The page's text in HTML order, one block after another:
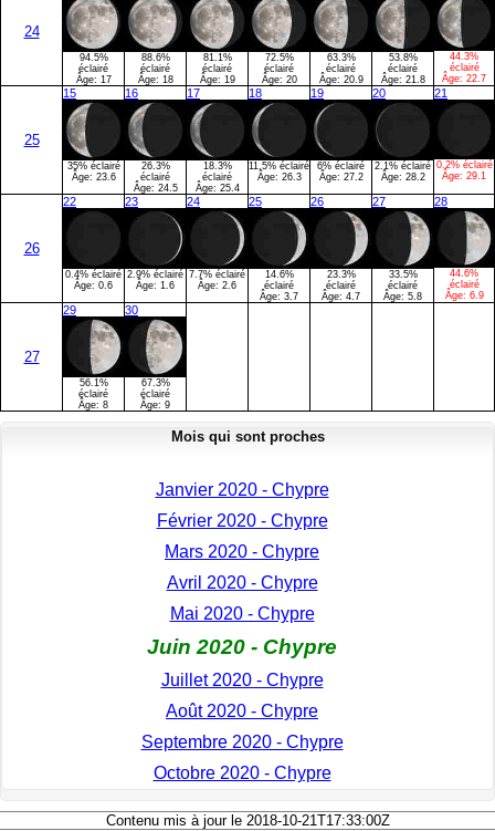
24
94.5%
éclairé
Âge: 17
88.6%
éclairé
Âge: 18
81.1%
éclairé
Âge: 19
72.5%
éclairé
Âge: 20
63.3%
éclairé
Âge: 20.9
53.8%
éclairé
Âge: 21.8
44.3%
éclairé
Âge: 22.7
25
15
35% éclairé
Âge: 23.6
16
26.3%
éclairé
Âge: 24.5
17
18.3%
éclairé
Âge: 25.4
18
11.5% éclairé
Âge: 26.3
19
6% éclairé
Âge: 27.2
20
2.1% éclairé
Âge: 28.2
21
0.2% éclairé
Âge: 29.1
26
22
0.4% éclairé
Âge: 0.6
23
2.9% éclairé
Âge: 1.6
24
7.7% éclairé
Âge: 2.6
25
14.6%
éclairé
Âge: 3.7
26
23.3%
éclairé
Âge: 4.7
27
33.5%
éclairé
Âge: 5.8
28
44.6%
éclairé
Âge: 6.9
27
29
56.1%
éclairé
Âge: 8
30
67.3%
éclairé
Âge: 9
Mois qui sont proches
Janvier 2020 - Chypre
Février 2020 - Chypre
Mars 2020 - Chypre
Avril 2020 - Chypre
Mai 2020 - Chypre
Juin 2020 - Chypre
Juillet 2020 - Chypre
Août 2020 - Chypre
Septembre 2020 - Chypre
Octobre 2020 - Chypre
Contenu mis à jour le 2018-10-21T17:33:00Z